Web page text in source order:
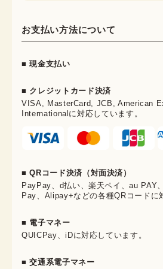
お支払い方法について
■ 現金支払い
■ クレジットカード決済
VISA, MasterCard, JCB, American
Internationalに対応しています。
■ QRコード決済（対面決済）
PayPay、d払い、楽天ペイ、au PAY
Pay、Alipay+などの各種QRコードに
■ 電子マネー
QUICPay、iDに対応しています。
■ 交通系電子マネー